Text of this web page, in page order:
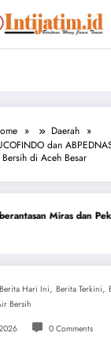
Daerah
dan
Bersih di Aceh Besar
Pekat Kabupaten
Berita Hari Ini, Berita Terkini,
Bersih
0 Comments